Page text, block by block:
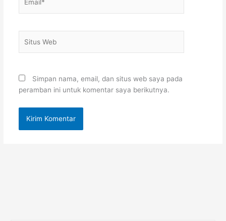
Web
Simpan nama, email, dan situs web saya pada
peramban ini untuk komentar saya berikutnya.